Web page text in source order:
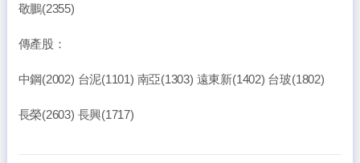
敬鵬(2355)
傳產股：
中鋼(2002) 台泥(1101) 南亞(1303) 遠東新(1402) 台玻(1802)
長榮(2603) 長興(1717)